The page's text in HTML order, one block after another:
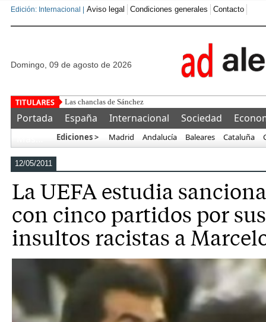
Edición: Internacional | Aviso legal Condiciones generales Contacto
domingo, 09 de agosto de 2026
Portada España Internacional Sociedad
Ediciones > Madrid Andalucía Baleares Cataluña
12/05/2011
La UEFA estudia
con cinco partidos por
insultos racistas a